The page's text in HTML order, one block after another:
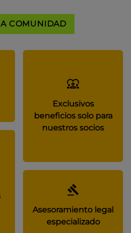
COMUNIDAD
Exclusivos
beneficios solo para
nuestros socios
Asesoramiento legal
especializado